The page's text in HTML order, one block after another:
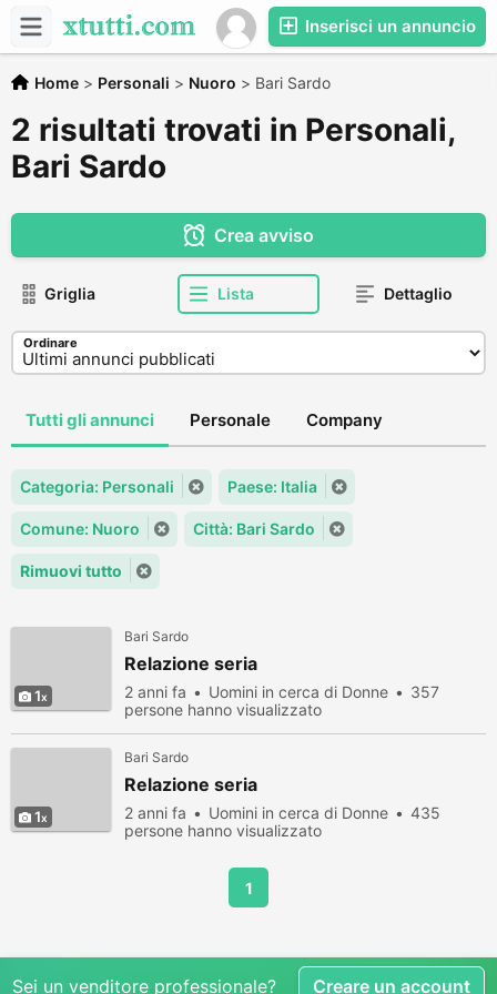
Inserisci un annuncio
Home > Personali > Nuoro > Bari Sardo
2 risultati trovati in Personali,
Bari Sardo
Crea avviso
Griglia Lista Dettaglio
Ordinare
Tutti gli annunci Personale Company
Categoria: Personali Paese: Italia
Comune: Nuoro Città: Bari Sardo
Rimuovi tutto
1
Bari Sardo
Relazione seria
2 anni fa Uomini in cerca di Donne
357
persone hanno visualizzato
1
Bari Sardo
Relazione seria
2 anni fa Uomini in cerca di Donne
435
persone hanno visualizzato
1
Sei un venditore professionale? Creare un account